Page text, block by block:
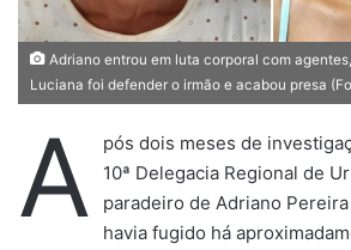
i
Adriano entrou em luta corporal com
Luciana foi defender o irmão e acabou presa
A
pós dois meses de
10ª Delegacia Regional de
paradeiro de Adriano
havia fugido há